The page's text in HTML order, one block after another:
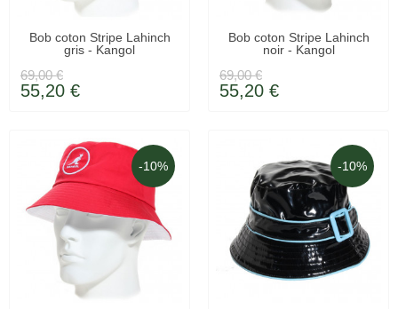
EN STOCK
Bob coton Stripe Lahinch
gris - Kangol
69,00 €
55,20 €
LIVRAISON 48H
Bob coton Stripe Lahinch
noir - Kangol
69,00 €
55,20 €
-10% -10%